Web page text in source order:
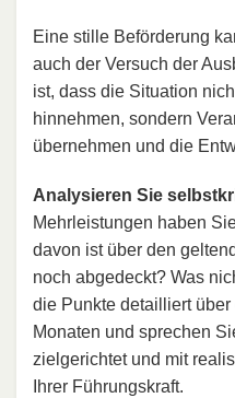
Eine stille Beförderung
auch der Versuch der
ist, dass die Situation
hinnehmen, sondern
übernehmen und die
Analysieren Sie
Mehrleistungen haben
davon ist über den
noch abgedeckt? Was
die Punkte detailliert
Monaten und sprechen
zielgerichtet und mit
Ihrer Führungskraft.